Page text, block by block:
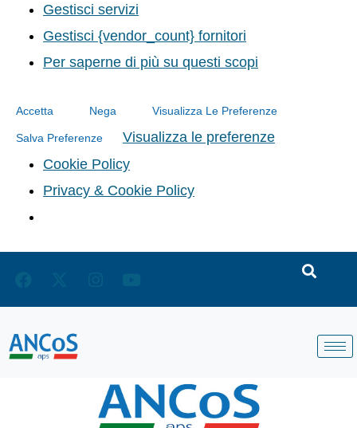
Gestisci servizi
Gestisci {vendor_count} fornitori
Per saperne di più su questi scopi
Accetta Nega Visualizza Le Preferenze
Salva Preferenze
Visualizza le preferenze
Cookie Policy
Privacy & Cookie Policy